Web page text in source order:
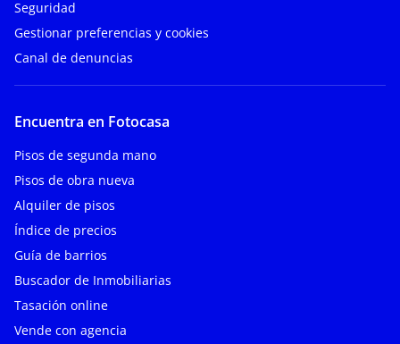
Seguridad
Gestionar preferencias y cookies
Canal de denuncias
Encuentra en Fotocasa
Pisos de segunda mano
Pisos de obra nueva
Alquiler de pisos
Índice de precios
Guía de barrios
Buscador de Inmobiliarias
Tasación online
Vende con agencia